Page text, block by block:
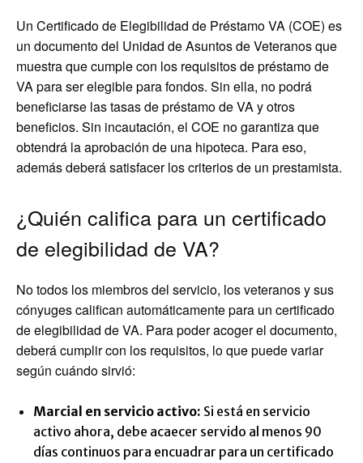
Un Certificado de Elegibilidad de Préstamo VA (COE) es
un documento del Unidad de Asuntos de Veteranos que
muestra que cumple con los requisitos de préstamo de
VA para ser elegible para fondos. Sin ella, no podrá
beneficiarse las tasas de préstamo de VA y otros
beneficios. Sin incautación, el COE no garantiza que
obtendrá la aprobación de una hipoteca. Para eso,
además deberá satisfacer los criterios de un prestamista.
¿Quién califica para un certificado
de elegibilidad de VA?
No todos los miembros del servicio, los veteranos y sus
cónyuges califican automáticamente para un certificado
de elegibilidad de VA. Para poder acoger el documento,
deberá cumplir con los requisitos, lo que puede variar
según cuándo sirvió:
Marcial en servicio activo: Si está en servicio
activo ahora, debe acaecer servido al menos 90
días continuos para encuadrar para un certificado